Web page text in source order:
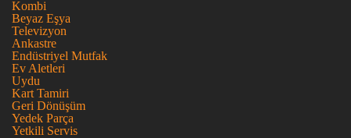
Kombi
Beyaz Eşya
Televizyon
Ankastre
Endüstriyel Mutfak
Ev Aletleri
Uydu
Kart Tamiri
Geri Dönüşüm
Yedek Parça
Yetkili Servis